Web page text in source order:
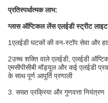
प्रतिस्पर्धात्मक लाभ:
ग्लास ऑप्टिकल लेंस एलईडी स्ट्रीट
1एलईडी घटकों की वन-स्टॉप सेवा और
2उच्च शक्ति वाले एलईडी, एलईडी
एमसीपीसीबी मॉड्यूल और कई एलईडी
के साथ पूर्ण आपूर्ति प्रणाली
3. सख्त प्रक्रिया और गुणवत्ता नियंत्रण